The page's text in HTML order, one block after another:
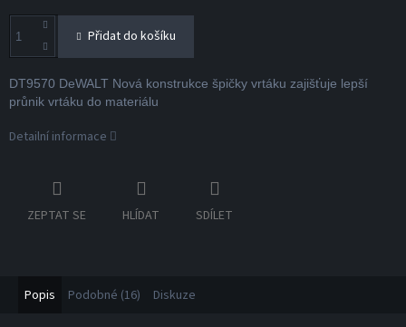
Přidat do košíku
DT9570 DeWALT Nová konstrukce špičky vrtáku zajišťuje lepší
průnik vrtáku do materiálu
Detailní informace
ZEPTAT SE HLÍDAT SDÍLET
Popis Podobné (16) Diskuze